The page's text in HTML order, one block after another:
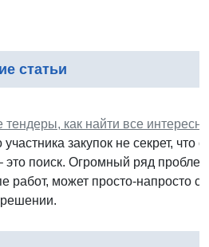
статьи
как найти все
участника закупок не секрет,
это поиск. Огромный ряд
работ, может просто-напросто